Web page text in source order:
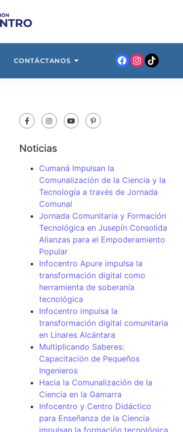
CONTÁCTANOS
Noticias
Cumaná Impulsan la
Comunalización de la Ciencia y la
Tecnología a través de Jornada
Comunal
Jornada Comunitaria y Formación
Tecnológica en Jusepín Consolida
Alianzas para el Empoderamiento
Popular
Infocentro Apure impulsa la
transformación digital como
herramienta de soberanía
tecnológica
Infocentro impulsa la
transformación digital comunitaria
en Linares Alcántara
Multiplicando Saberes:
Capacitación de Pequeños
Ingenieros
Hacia la Comunalización de la
Ciencia en la Gamarra
Infocentro y Centro Didáctico
para Enseñanza de la Ciencia